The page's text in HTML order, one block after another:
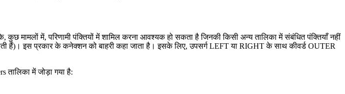
मामलों में, परिणामी पंक्तियों में शामिल करना आवश्यक हो सकता है जिनकी किसी अन्य तालिका में संबंधित पंक्तियाँ नहीं
हैं)। इस प्रकार के कनेक्शन को बाहरी कहा जाता है। इसके लिए, उपसर्ग LEFT या RIGHT के साथ कीवर्ड OUTER
तालिका में जोड़ा गया है: